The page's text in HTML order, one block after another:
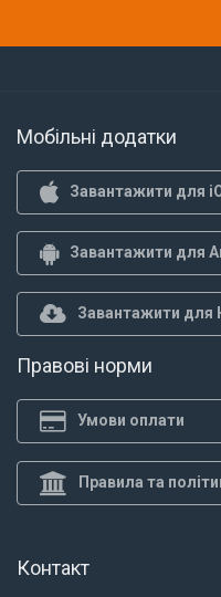
Мобільні додатки
Завантажити для
Завантажити для
Завантажити для
Правові норми
Умови оплати
Контакт